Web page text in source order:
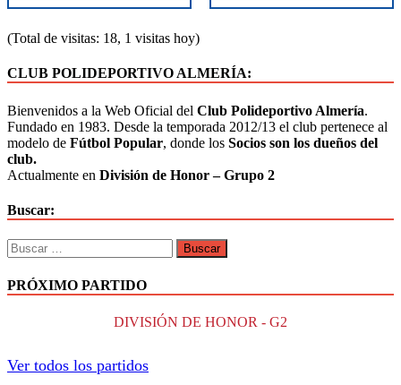
(Total de visitas: 18, 1 visitas hoy)
CLUB POLIDEPORTIVO ALMERÍA:
Bienvenidos a la Web Oficial del Club Polideportivo Almería.
Fundado en 1983. Desde la temporada 2012/13 el club pertenece al
modelo de Fútbol Popular, donde los Socios son los dueños del
club.
Actualmente en División de Honor – Grupo 2
Buscar:
Buscar:
PRÓXIMO PARTIDO
DIVISIÓN DE HONOR - G2
Ver todos los partidos